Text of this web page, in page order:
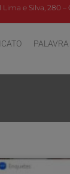
Lima e Silva, 280